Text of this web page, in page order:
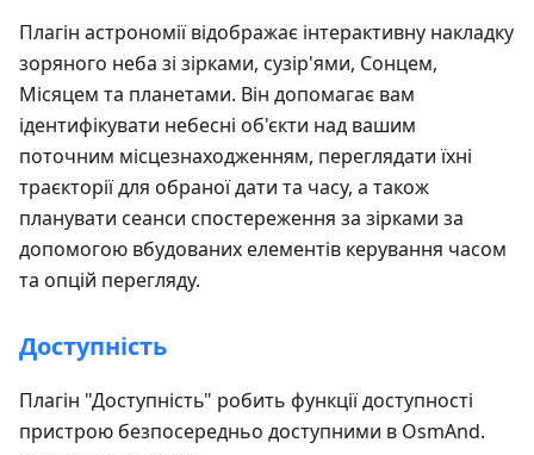
Плагін астрономії відображає інтерактивну накладку
зоряного неба зі зірками, сузір'ями, Сонцем,
Місяцем та планетами. Він допомагає вам
ідентифікувати небесні об'єкти над вашим
поточним місцезнаходженням, переглядати їхні
траєкторії для обраної дати та часу, а також
планувати сеанси спостереження за зірками за
допомогою вбудованих елементів керування часом
та опцій перегляду.
Доступність
Плагін "Доступність" робить функції доступності
пристрою безпосередньо доступними в OsmAnd.